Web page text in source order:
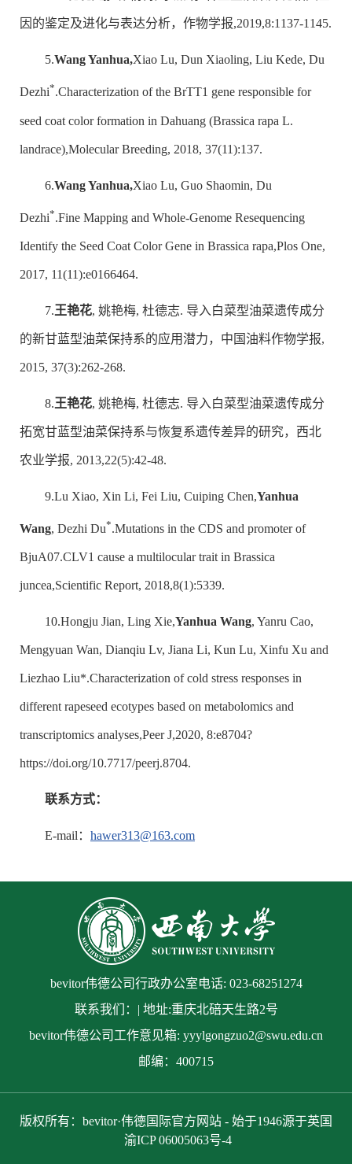
因的鉴定及进化与表达分析，作物学报,2019,8:1137-1145.
5.Wang Yanhua,Xiao Lu, Dun Xiaoling, Liu Kede, Du
Dezhi*.Characterization of the BrTT1 gene responsible for
seed coat color formation in Dahuang (Brassica rapa L.
landrace),Molecular Breeding, 2018, 37(11):137.
6.Wang Yanhua,Xiao Lu, Guo Shaomin, Du
Dezhi*.Fine Mapping and Whole-Genome Resequencing
Identify the Seed Coat Color Gene in Brassica rapa,Plos One,
2017, 11(11):e0166464.
7.王艳花, 姚艳梅, 杜德志. 导入白菜型油菜遗传成分
的新甘蓝型油菜保持系的应用潜力，中国油料作物学报,
2015, 37(3):262-268.
8.王艳花, 姚艳梅, 杜德志. 导入白菜型油菜遗传成分
拓宽甘蓝型油菜保持系与恢复系遗传差异的研究，西北
农业学报, 2013,22(5):42-48.
9.Lu Xiao, Xin Li, Fei Liu, Cuiping Chen,Yanhua
Wang, Dezhi Du*.Mutations in the CDS and promoter of
BjuA07.CLV1 cause a multilocular trait in Brassica
juncea,Scientific Report, 2018,8(1):5339.
10.Hongju Jian, Ling Xie,Yanhua Wang, Yanru Cao,
Mengyuan Wan, Dianqiu Lv, Jiana Li, Kun Lu, Xinfu Xu and
Liezhao Liu*.Characterization of cold stress responses in
different rapeseed ecotypes based on metabolomics and
transcriptomics analyses,Peer J,2020, 8:e8704?
https://doi.org/10.7717/peerj.8704.
联系方式：
E-mail： hawer313@163.com
bevitor伟德公司行政办公室电话: 023-68251274
联系我们：| 地址:重庆北碚天生路2号
bevitor伟德公司工作意见箱: yyylgongzuo2@swu.edu.cn
邮编：400715
版权所有：bevitor·伟德国际官方网站 - 始于1946源于英国
渝ICP 06005063号-4